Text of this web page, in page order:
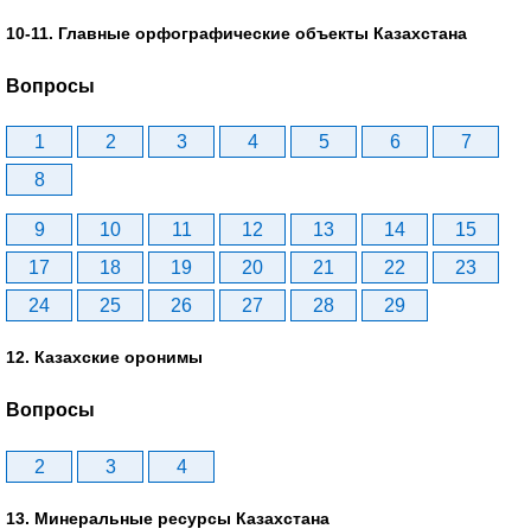
10-11. Главные орфографические объекты Казахстана
Вопросы
1 2 3 4 5 6
7
8
9 10 11 12 13 14
15
17
18 19 20 21 22
23
24
25 26 27 28 29
12. Казахские оронимы
Вопросы
2 3 4
13. Минеральные ресурсы Казахстана